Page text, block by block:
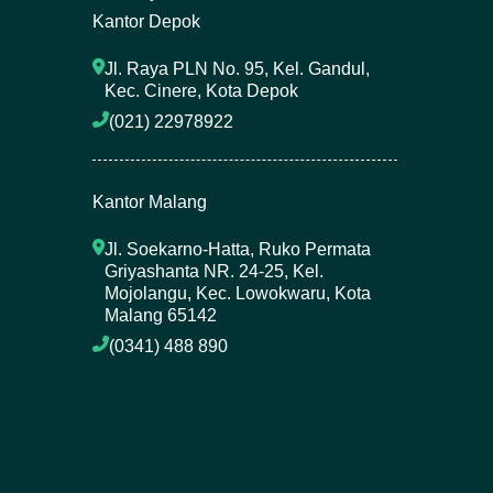
Kantor Depok
Jl. Raya PLN No. 95, Kel. Gandul,
Kec. Cinere, Kota Depok
(021) 22978922
Kantor Malang
Jl. Soekarno-Hatta, Ruko Permata
Griyashanta NR. 24-25, Kel.
Mojolangu, Kec. Lowokwaru, Kota
Malang 65142
(0341) 488 890